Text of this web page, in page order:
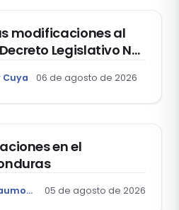
modificaciones al
Legislativo Nº
el Régimen de
Cuya 06 de agosto de 2026
en el
Austin Ricardo Beaumont Rivera 05 de agosto de 2026